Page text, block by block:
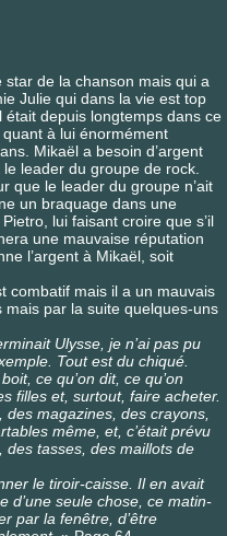
star de la chanson mais qui a
Julie qui dans la vie est top
était depuis longtemps dans ce
quant à lui énormément
Mikaël a besoin d’argent
leader du groupe de rock.
que le leader du groupe n’ait
un braquage dans une
lui faisant croire que s’il
une mauvaise réputation
l’argent à Mikaël, soit
combatif mais il a un mauvais
par la suite quelques-uns
Ulysse, je n’ai pas pu
Tout est du chiqué.
ce qu’on dit, ce qu’on
filles et, surtout, faire acheter.
magazines, des crayons,
même, et, c’était prévu
des tasses, des maillots de
le tiroir-caisse. Il en avait
d’une seule chose, ce matin-
par la fenêtre, d’être